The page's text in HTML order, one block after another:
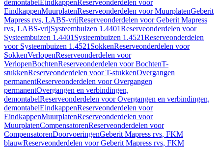
demontabelEindkappenReserveonderdelen voor
EindkappenMuurplatenReserveonderdelen voor MuurplatenGeberit
Mapress rvs, LABS-vrijReserveonderdelen voor Geberit Mapress
rvs, LABS-vrijSysteembuizen 1.4401Reserveonderdelen voor
Systeembuizen 1.4401 Systeembuizen 1.4521Reserveonderdelen
voor Systeembuizen 1.4521 SokkenReserveonderdelen voor
SokkenVerlopenReserveonderdelen voor
VerlopenBochtenReserveonderdelen voor BochtenT-
stukkenReserveonderdelen voor T-stukkenOvergangen
permanentReserveonderdelen voor Overgangen
permanentOvergangen en verbindingen,
demontabelReserveonderdelen voor Overgangen en verbindingen,
demontabelEindkappenReserveonderdelen voor
EindkappenMuurplatenReserveonderdelen voor
MuurplatenCompensatorenReserveonderdelen voor
CompensatorenDoorvoeringenGeberit Mapress rvs, FKM
blauwReserveonderdelen voor Geberit Mapress rvs, FKM